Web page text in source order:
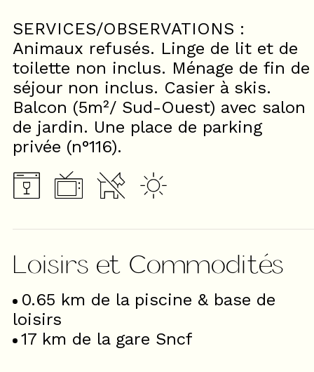
SERVICES/OBSERVATIONS :
Animaux refusés. Linge de lit et de
toilette non inclus. Ménage de fin de
séjour non inclus. Casier à skis.
Balcon (5m²/ Sud-Ouest) avec salon
de jardin. Une place de parking
privée (n°116).
Loisirs et Commodités
0.65 km de la piscine & base de
loisirs
17 km de la gare Sncf